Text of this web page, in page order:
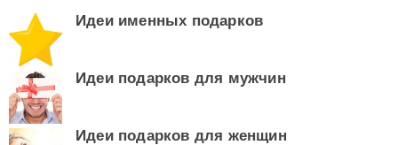
Идеи именных подарков
Идеи подарков для мужчин
Идеи подарков для женщин